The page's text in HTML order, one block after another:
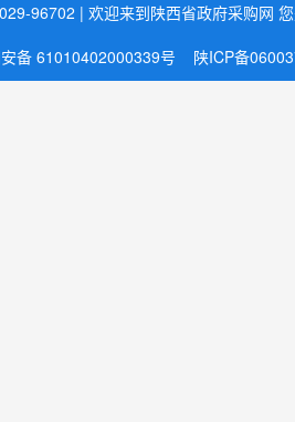
96702 | 欢迎来到陕西省政府采购网
备 61010402000339号 陕ICP备